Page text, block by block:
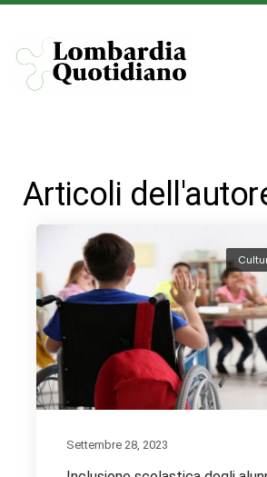
Articoli
Settembre 28, 2023